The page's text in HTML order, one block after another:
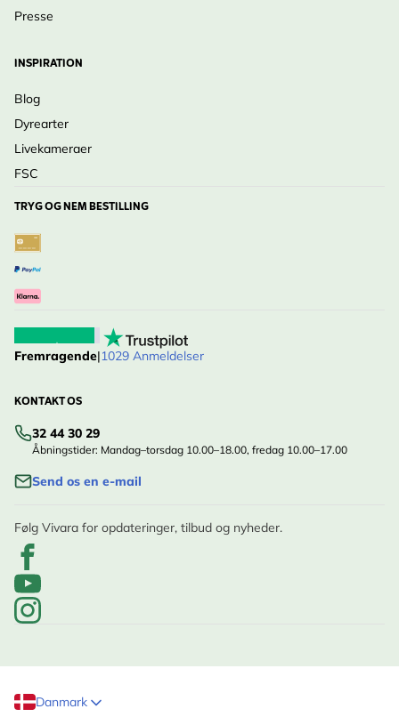
Presse
INSPIRATION
Blog
Dyrearter
Livekameraer
FSC
TRYG OG NEM BESTILLING
Fremragende|1029 Anmeldelser
KONTAKT OS
32 44 30 29
Åbningstider: Mandag–torsdag 10.00–18.00, fredag 10.00–17.00
Send os en e-mail
Følg Vivara for opdateringer, tilbud og nyheder.
Danmark